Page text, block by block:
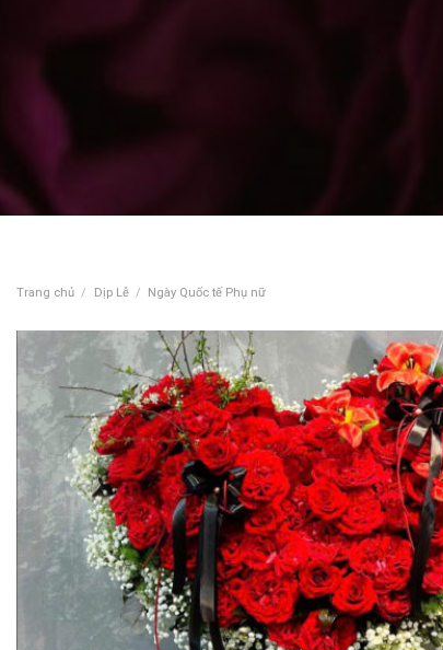
Trang chủ / Dịp Lễ / Ngày Quốc tế Phụ nữ